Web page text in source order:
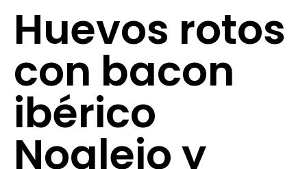
Huevos rotos
con bacon
ibérico
Noalejo y